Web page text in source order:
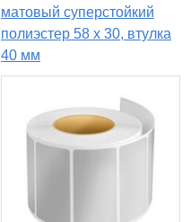
матовый суперстойкий
полиэстер 58 x 30, втулка
40 мм